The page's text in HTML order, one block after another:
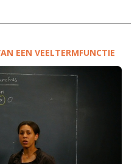
EEN VEELTERMFUNCTIE